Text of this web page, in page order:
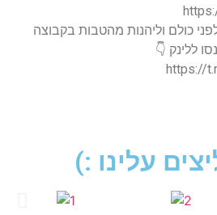
כולם וליהנות מהטבות בקבוצה
ללינק 👇
https://
עלינו :)